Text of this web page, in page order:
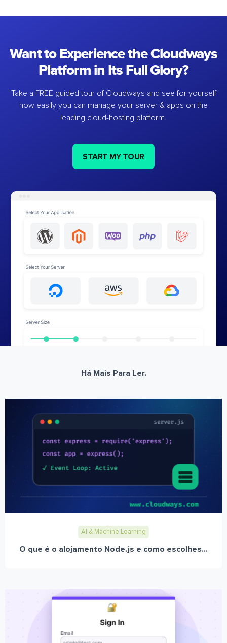
Want to Experience the Cloudways
Platform in Its Full Glory?
Take a FREE guided tour of Cloudways and see for yourself
how easily you can manage your server & apps on the
leading cloud-hosting platform.
START MY TOUR
Há Mais Para Ler.
AI & Machine Learning
O que é o alojamento Node.js e como escolhes...